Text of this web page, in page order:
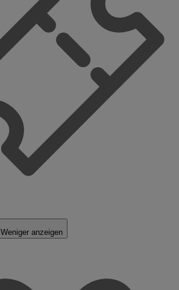
Weniger anzeigen